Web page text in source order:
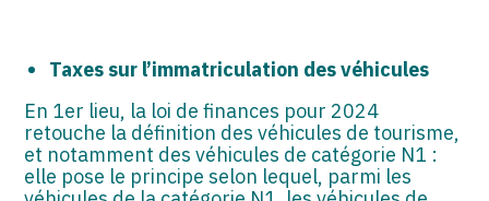
Taxes sur l’immatriculation des véhicules
En 1er lieu, la loi de finances pour 2024
retouche la définition des véhicules de tourisme,
et notamment des véhicules de catégorie N1 :
elle pose le principe selon lequel, parmi les